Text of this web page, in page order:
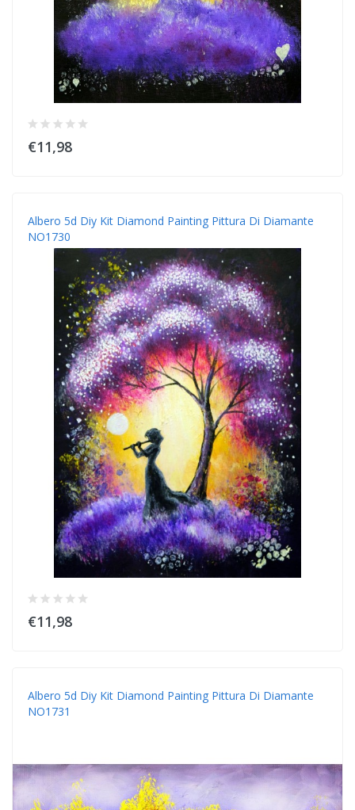
€11,98
Albero 5d Diy Kit Diamond Painting Pittura Di Diamante
NO1730
€11,98
Albero 5d Diy Kit Diamond Painting Pittura Di Diamante
NO1731